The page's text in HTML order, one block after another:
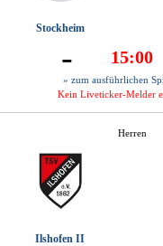
Stockheim
- 15:00
» zum ausführlichen
Kein Liveticker-Melder
Herren
Ilshofen II